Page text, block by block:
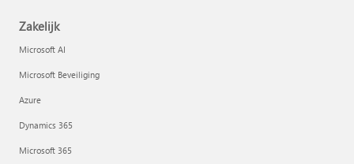
Zakelijk
Microsoft AI
Microsoft Beveiliging
Azure
Dynamics 365
Microsoft 365